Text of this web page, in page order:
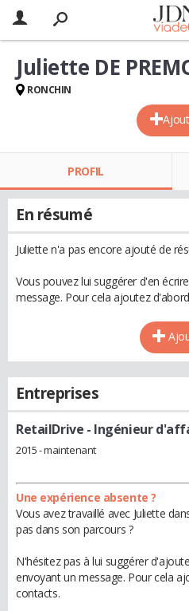
Juliette DE
RONCHIN
PROFIL
En résumé
Juliette n'a pas encore ajouté de
Vous pouvez lui suggérer d'en
message. Pour cela ajoutez
Entreprises
RetailDrive - Ingénieur
2015 - maintenant
Une expérience absente ?
Vous avez travaillé avec Juliette
pas dans son parcours ?
N'hésitez pas à lui suggérer
envoyant un message. Pour cela
contacts.